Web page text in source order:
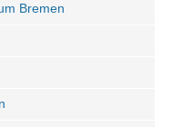
Bremen